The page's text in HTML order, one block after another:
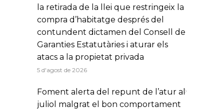
la retirada de la llei que restringeix la
compra d’habitatge després del
contundent dictamen del Consell de
Garanties Estatutàries i aturar els
atacs a la propietat privada
5 d'agost de 2026
Foment alerta del repunt de l’atur al
juliol malgrat el bon comportament